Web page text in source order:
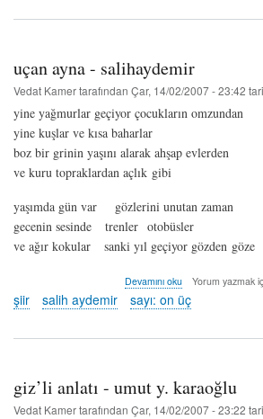
çur
uçan ayna - salihaydemir
Vedat Kamertarafından Çar, 14/02/2007 - 23:42
yine yağmurlar geçiyor çocukların omzundan
yine kuşlar ve kısa baharlar
boz bir grinin yaşını alarak ahşap evlerden
ve kuru topraklardan açlık gibi
yaşımda gün var gözlerini unutan zaman
gecenin sesinde trenler otobüsler
ve ağır kokular sanki yıl geçiyor gözden göze
uçan
ayna
hakkında
Devamını oku Yorum yazmak
şiir salih aydemir sayı: on üç
giz’li anlatı - umut y. karaoğlu
Vedat Kamertarafından Çar, 14/02/2007 - 23:22